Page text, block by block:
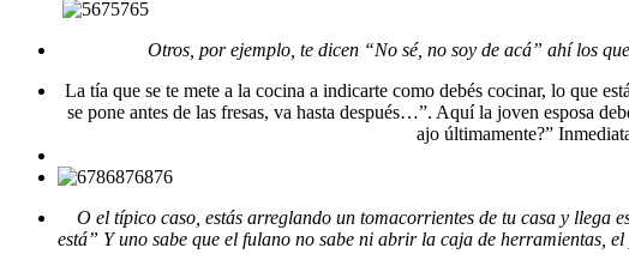
Otros, por ejemplo, te dicen “No sé, no soy de acá” ahí los
La tía que se te mete a la cocina a indicarte como debés cocinar, lo que
se pone antes de las fresas, va hasta después…”. Aquí la joven esposa
ajo últimamente?”
O el típico caso, estás arreglando un tomacorrientes de tu casa y llega
está” Y uno sabe que el fulano no sabe ni abrir la caja de herramientas,